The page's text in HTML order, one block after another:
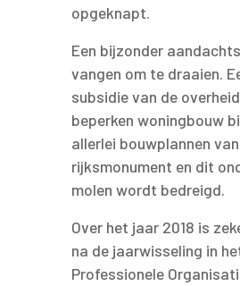
opgeknapt.
Een bijzonder
vangen om te draaien.
subsidie van de
beperken woningbouw
allerlei bouwplannen
rijksmonument en dit
molen wordt bedreigd.
Over het jaar 2018 is
na de jaarwisseling in
Professionele